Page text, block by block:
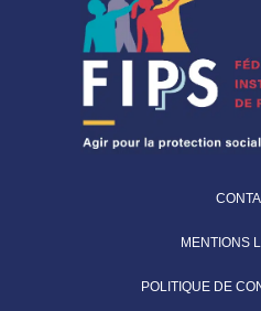
MENTIONS
POLITIQUE DE